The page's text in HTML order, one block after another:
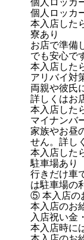
個人ロッカ
本入店した
寮あり
お店で準備
でも安心で
本入店した
アリバイ対
両親や彼氏
詳しくはお
本入店した
マイナンバ
家族やお昼
せん。詳し
本入店した
駐車場あり
行きだけ車
は駐車場の
⑤ 本入店の
本入店のお
入店祝い金
本入店時に